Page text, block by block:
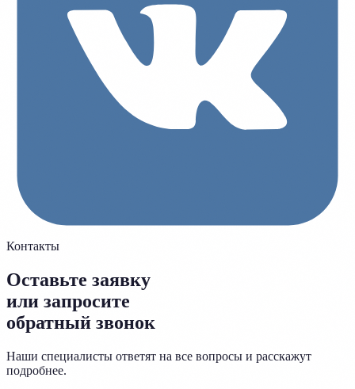
Контакты
Оставьте заявку
или запросите
обратный звонок
Наши специалисты ответят на все вопросы и расскажут
подробнее.